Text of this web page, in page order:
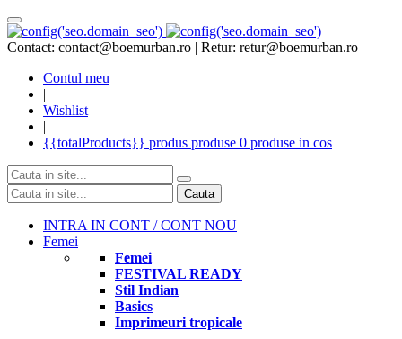
Contact: contact@boemurban.ro | Retur: retur@boemurban.ro
Contul meu
|
Wishlist
|
{{totalProducts}} produs produse 0 produse in cos
Cauta
INTRA IN CONT / CONT NOU
Femei
Femei
FESTIVAL READY
Stil Indian
Basics
Imprimeuri tropicale